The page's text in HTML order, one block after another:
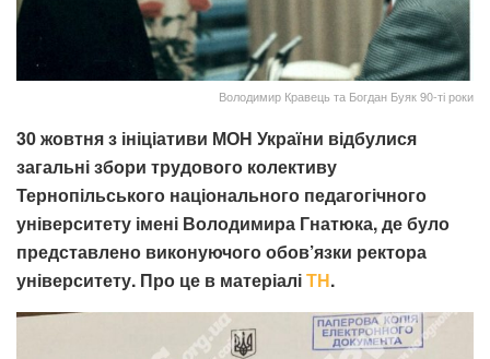
Володимир Кравець та Богдан Буяк 90-ті роки
30 жовтня з ініціативи МОН України відбулися
загальні збори трудового колективу
Тернопільського національного педагогічного
університету імені Володимира Гнатюка, де було
представлено виконуючого обов’язки ректора
університету. Про це в матеріаліТН.